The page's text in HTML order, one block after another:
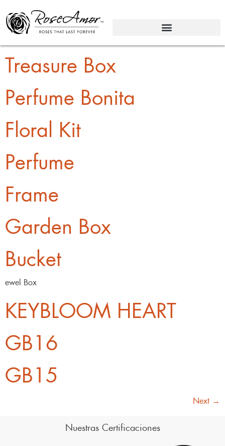
Treasure Box
Perfume Bonita
Floral Kit
Perfume
Frame
Garden Box
Bucket
ewel Box
KEYBLOOM HEART
GB16
GB15
Next
Nuestras Certificaciones